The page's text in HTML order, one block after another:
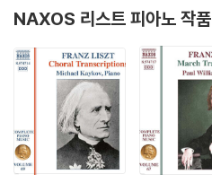
NAXOS 리스트 피아노 작품